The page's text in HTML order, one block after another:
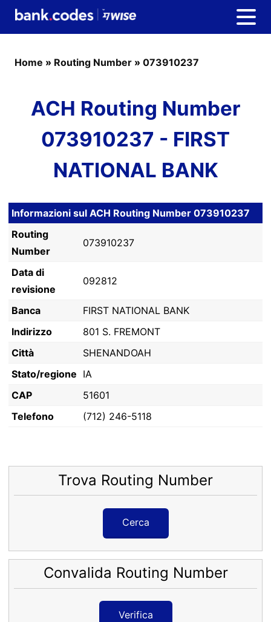
Home » Routing Number » 073910237
ACH Routing Number
073910237 - FIRST
NATIONAL BANK
Informazioni sul ACH Routing Number 073910237
Routing
Number
073910237
Data di
revisione
092812
Banca
FIRST NATIONAL BANK
Indirizzo
801 S. FREMONT
Città
SHENANDOAH
Stato/regione IA
CAP
51601
Telefono
(712) 246-5118
Trova Routing Number
Cerca
Convalida Routing Number
Verifica